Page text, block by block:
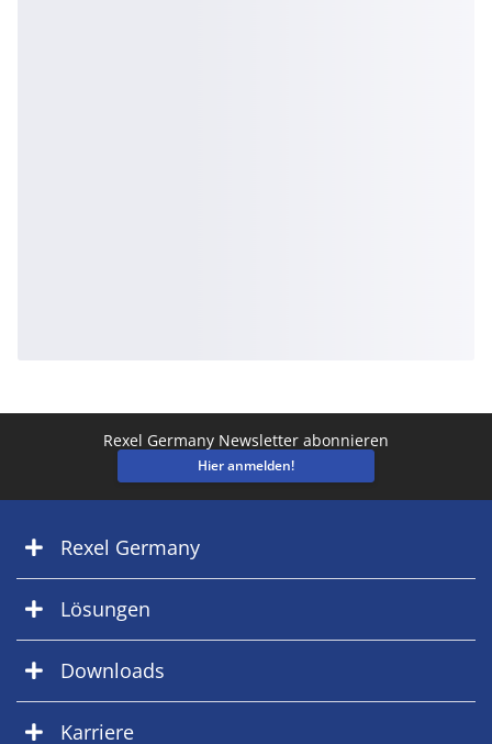
Rexel Germany Newsletter abonnieren
Hier anmelden!
Rexel Germany
Lösungen
Downloads
Karriere